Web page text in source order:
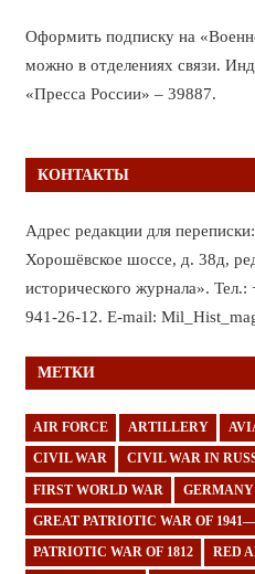
Оформить подписку на
можно в отделениях связи.
«Пресса России» – 39887.
КОНТАКТЫ
Адрес редакции для
Хорошёвское шоссе, д. 38д,
исторического журнала».
941-26-12. E-mail:
МЕТКИ
AIR FORCE ARTILLERY
CIVIL WAR CIVIL WAR IN
FIRST WORLD WAR GERMANY
GREAT PATRIOTIC WAR OF
PATRIOTIC WAR OF 1812 RED